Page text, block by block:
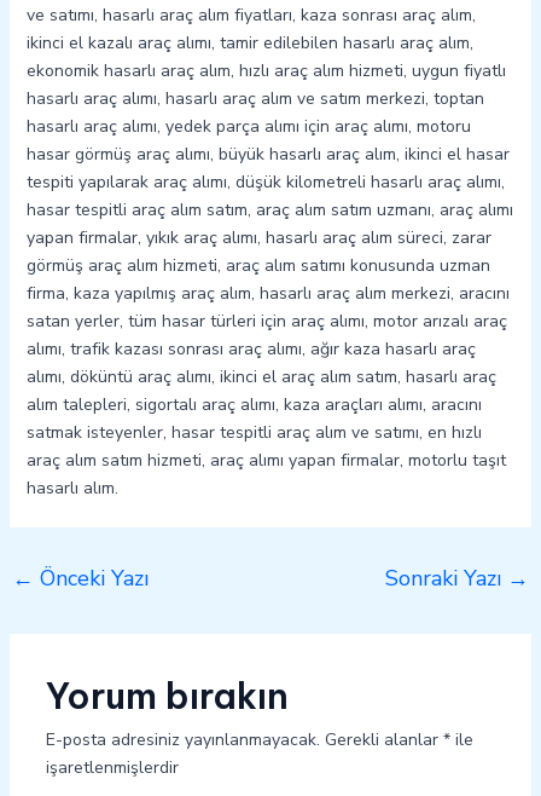
ve satımı, hasarlı araç alım fiyatları, kaza sonrası araç alım,
ikinci el kazalı araç alımı, tamir edilebilen hasarlı araç alım,
ekonomik hasarlı araç alım, hızlı araç alım hizmeti, uygun fiyatlı
hasarlı araç alımı, hasarlı araç alım ve satım merkezi, toptan
hasarlı araç alımı, yedek parça alımı için araç alımı, motoru
hasar görmüş araç alımı, büyük hasarlı araç alım, ikinci el hasar
tespiti yapılarak araç alımı, düşük kilometreli hasarlı araç alımı,
hasar tespitli araç alım satım, araç alım satım uzmanı, araç alımı
yapan firmalar, yıkık araç alımı, hasarlı araç alım süreci, zarar
görmüş araç alım hizmeti, araç alım satımı konusunda uzman
firma, kaza yapılmış araç alım, hasarlı araç alım merkezi, aracını
satan yerler, tüm hasar türleri için araç alımı, motor arızalı araç
alımı, trafik kazası sonrası araç alımı, ağır kaza hasarlı araç
alımı, döküntü araç alımı, ikinci el araç alım satım, hasarlı araç
alım talepleri, sigortalı araç alımı, kaza araçları alımı, aracını
satmak isteyenler, hasar tespitli araç alım ve satımı, en hızlı
araç alım satım hizmeti, araç alımı yapan firmalar, motorlu taşıt
hasarlı alım.
← Önceki Yazı Sonraki Yazı →
Yorum bırakın
E-posta adresiniz yayınlanmayacak. Gerekli alanlar *ile
işaretlenmişlerdir